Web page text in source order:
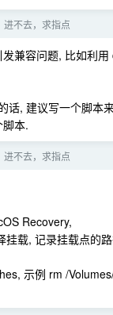
进不去，求指点
兼容问题, 比如利
, 建议写一个脚本
本.
进不去，求指点
Recovery,
载, 记录挂载点的
示例 rm /